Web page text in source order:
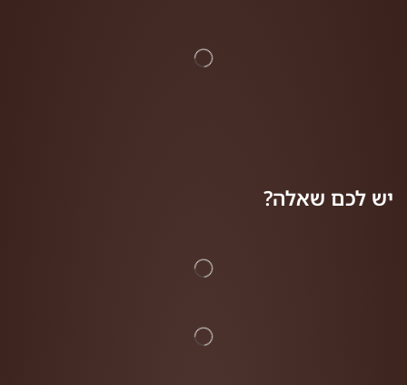
יש לכם שאלה?